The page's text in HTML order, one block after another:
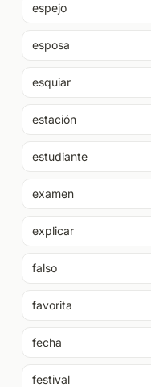
espejo
esposa
esquiar
estación
estudiante
examen
explicar
falso
favorita
fecha
festival